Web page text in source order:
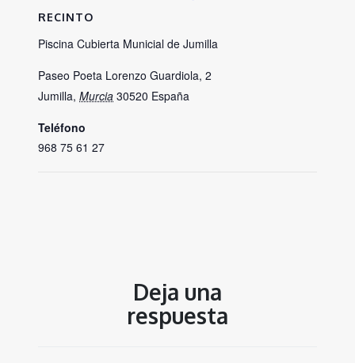
RECINTO
Piscina Cubierta Municial de Jumilla
Paseo Poeta Lorenzo Guardiola, 2
Jumilla, Murcia 30520 España
Teléfono
968 75 61 27
Deja una
respuesta